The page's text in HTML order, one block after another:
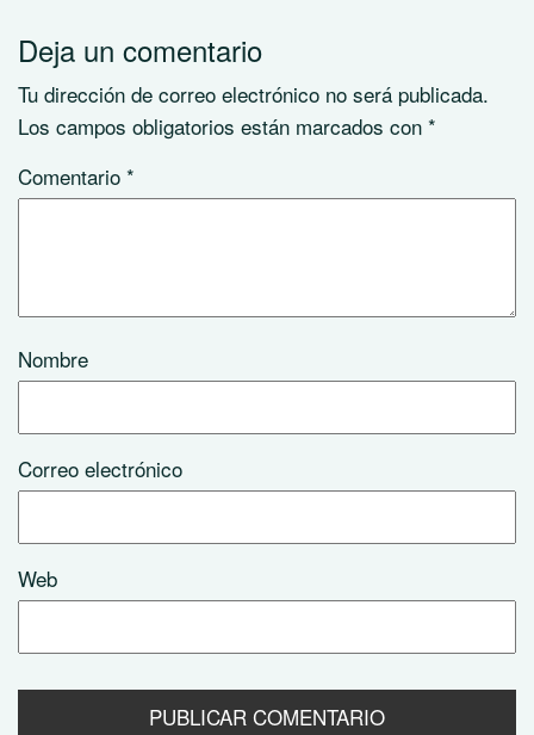
Deja un comentario
Tu dirección de correo electrónico no será publicada.
Los campos obligatorios están marcados con *
Comentario *
Nombre
Correo electrónico
Web